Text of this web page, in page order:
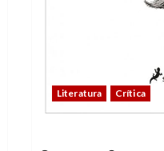
Literatura Crítica